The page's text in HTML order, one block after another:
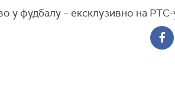
у фудбалу – ексклузивно на РТС-